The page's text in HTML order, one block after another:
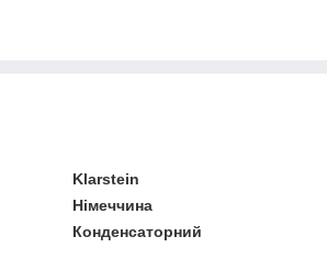
Klarstein
Німеччина
Конденсаторний